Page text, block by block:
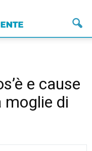
e cause
moglie di